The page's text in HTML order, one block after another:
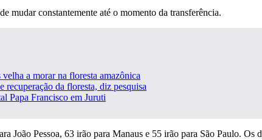
mudar constantemente até o momento da transferência.
a morar na floresta amazônica
recuperação da floresta, diz pesquisa
Papa Francisco em Juruti
João Pessoa, 63 irão para Manaus e 55 irão para São Paulo.